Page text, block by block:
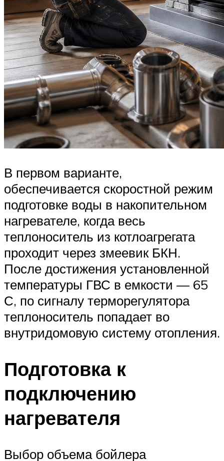
В первом варианте,
обеспечивается скоростной режим
подготовке воды в накопительном
нагревателе, когда весь
теплоноситель из котлоагрегата
проходит через змеевик БКН.
После достижения установленной
температуры ГВС в емкости — 65
С, по сигналу терморегулятора
теплоноситель попадает во
внутридомовую систему отопления.
Подготовка к
подключению
нагревателя
Выбор объема бойлера